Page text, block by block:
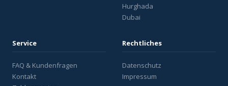
Hurghada
Dubai
Service
FAQ & Kundenfragen
Kontakt
Rechtliches
Datenschutz
Impressum